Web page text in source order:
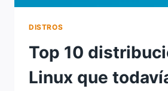
DISTROS
Top 10
Linux que